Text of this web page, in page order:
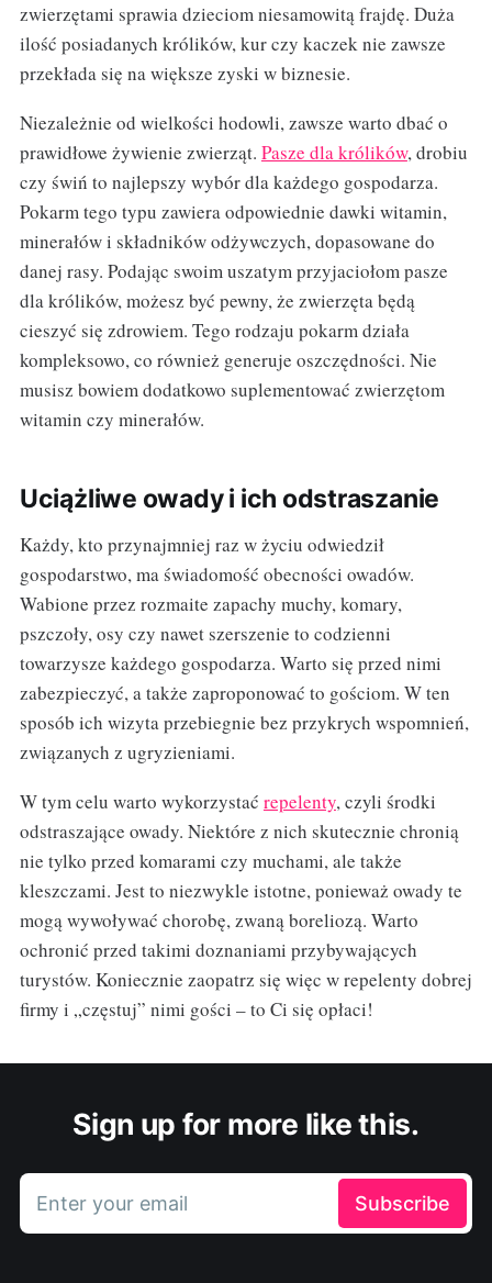
zwierzętami sprawia dzieciom niesamowitą frajdę. Duża
ilość posiadanych królików, kur czy kaczek nie zawsze
przekłada się na większe zyski w biznesie.
Niezależnie od wielkości hodowli, zawsze warto dbać o
prawidłowe żywienie zwierząt. Pasze dla królików, drobiu
czy świń to najlepszy wybór dla każdego gospodarza.
Pokarm tego typu zawiera odpowiednie dawki witamin,
minerałów i składników odżywczych, dopasowane do
danej rasy. Podając swoim uszatym przyjaciołom pasze
dla królików, możesz być pewny, że zwierzęta będą
cieszyć się zdrowiem. Tego rodzaju pokarm działa
kompleksowo, co również generuje oszczędności. Nie
musisz bowiem dodatkowo suplementować zwierzętom
witamin czy minerałów.
Uciążliwe owady i ich odstraszanie
Każdy, kto przynajmniej raz w życiu odwiedził
gospodarstwo, ma świadomość obecności owadów.
Wabione przez rozmaite zapachy muchy, komary,
pszczoły, osy czy nawet szerszenie to codzienni
towarzysze każdego gospodarza. Warto się przed nimi
zabezpieczyć, a także zaproponować to gościom. W ten
sposób ich wizyta przebiegnie bez przykrych wspomnień,
związanych z ugryzieniami.
W tym celu warto wykorzystać repelenty, czyli środki
odstraszające owady. Niektóre z nich skutecznie chronią
nie tylko przed komarami czy muchami, ale także
kleszczami. Jest to niezwykle istotne, ponieważ owady te
mogą wywoływać chorobę, zwaną boreliozą. Warto
ochronić przed takimi doznaniami przybywających
turystów. Koniecznie zaopatrz się więc w repelenty dobrej
firmy i „częstuj” nimi gości – to Ci się opłaci!
Sign up for more like this.
Enter your email Subscribe